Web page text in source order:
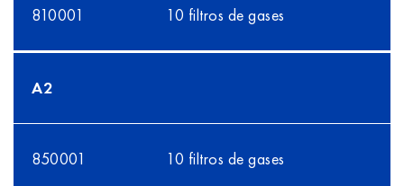
810001 10 filtros de gases
A2
850001 10 filtros de gases